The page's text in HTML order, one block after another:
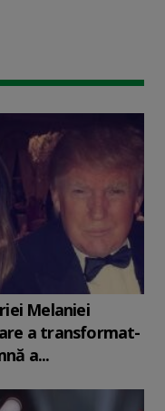
Melaniei
a transformat-
a...